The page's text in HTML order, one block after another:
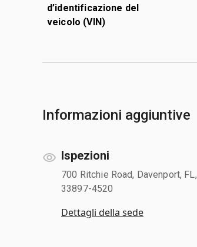
d’identificazione del
veicolo (VIN)
Informazioni aggiuntive
Ispezioni
700 Ritchie Road, Davenport,
33897-4520
Dettagli della sede